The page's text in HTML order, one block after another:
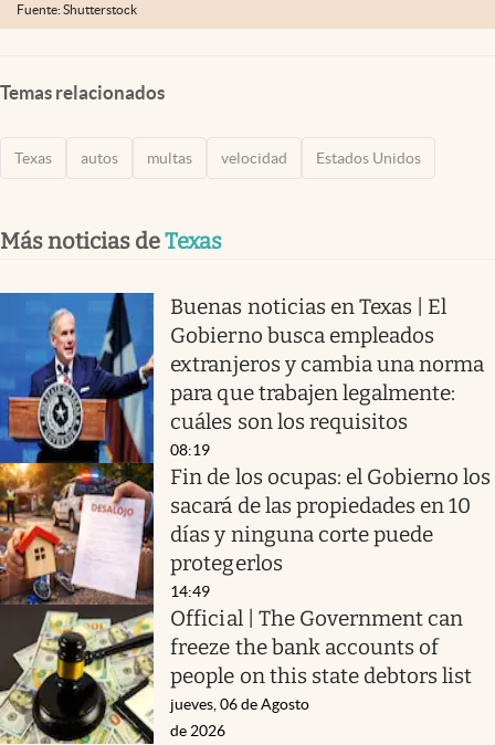
Fuente: Shutterstock
Temas relacionados
Texas autos multas velocidad Estados Unidos
Más noticias deTexas
Buenas noticias en Texas | El
Gobierno busca empleados
extranjeros y cambia una norma
para que trabajen legalmente:
cuáles son los requisitos
08:19
Fin de los ocupas: el Gobierno los
sacará de las propiedades en 10
días y ninguna corte puede
protegerlos
14:49
Official | The Government can
freeze the bank accounts of
people on this state debtors list
jueves, 06 de Agosto
de 2026